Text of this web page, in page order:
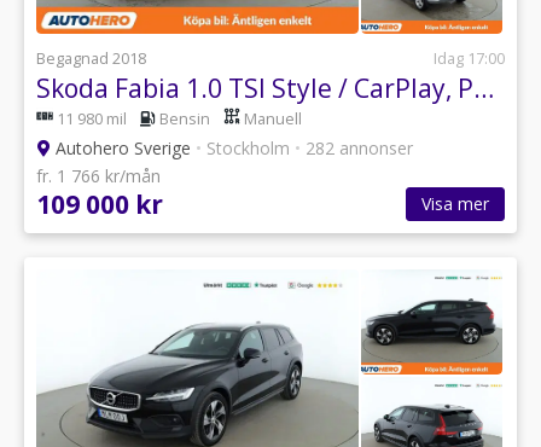
Begagnad 2018 Idag 17:00
Skoda Fabia 1.0 TSI Style / CarPlay, PDC-Bak
11 980 mil Bensin Manuell
Autohero Sverige • Stockholm • 282 annonser
fr. 1 766 kr/mån
109 000 kr Visa mer